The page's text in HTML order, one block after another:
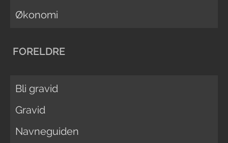
Økonomi
FORELDRE
Bli gravid
Gravid
Navneguiden